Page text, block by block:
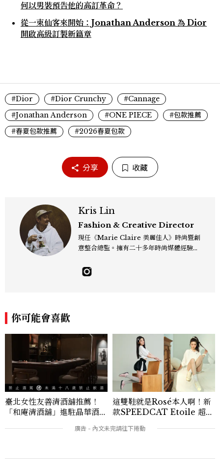
何以男裝預告他的高訂革命？
從一束仙客來開始：Jonathan Anderson 為 Dior
開啟高級訂製新篇章
#Dior #Dior Crunchy
#Cannage
#Jonathan Anderson
#ONE PIECE
#包款推薦
#春夏包款推薦
#2026春夏包款
分享 收藏
Kris Lin
Fashion & Creative Director
現任《Marie Claire 美麗佳人》時尚暨創
意整合總監。擁有二十多年時尚媒體經驗，
化與情感。喜歡在時尚裡找故事，也習慣用
影像描繪美的力量。工作專長涵蓋秀場報
你可能會喜歡
臺北女性友善清酒舖推薦！
「和庵清酒舖」進駐晶華酒
這雙鞋就是Rosé本人啊！新
款SPEEDCAT Etoile 超級
名 nomel 推出夏日檸檬黃